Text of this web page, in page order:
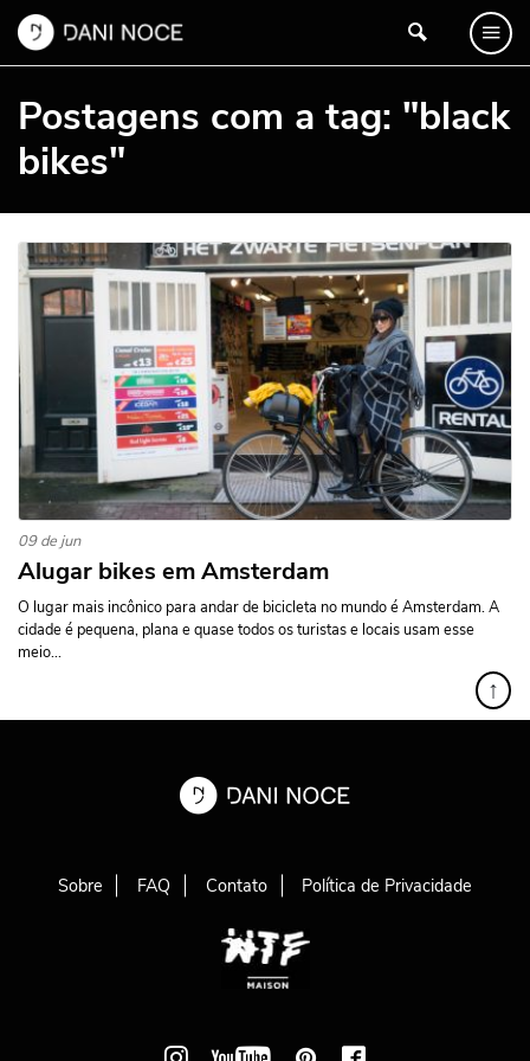
Postagens com a tag: "black
bikes"
09 de jun
Alugar bikes em Amsterdam
O lugar mais incônico para andar de bicicleta no mundo é Amsterdam. A
cidade é pequena, plana e quase todos os turistas e locais usam esse
meio...
↑
Sobre FAQ Contato Política de Privacidade